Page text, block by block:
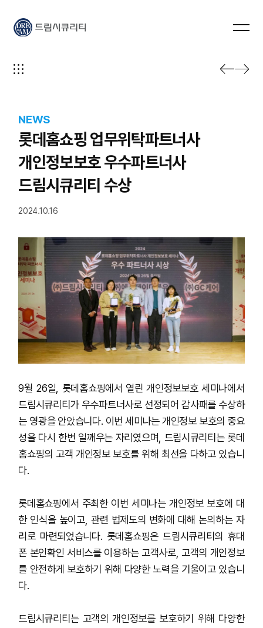
드림시큐리티
NEWS
롯데홈쇼핑 업무위탁파트너사
개인정보보호 우수파트너사
드림시큐리티 수상
2024.10.16
9월 26일, 롯데홈쇼핑에서 열린 개인정보보호 세미나에서
드림시큐리티가 우수파트너사로 선정되어 감사패를 수상하
는 영광을 안았습니다. 이번 세미나는 개인정보 보호의 중요
성을 다시 한번 일깨우는 자리였으며, 드림시큐리티는 롯데
홈쇼핑의 고객 개인정보 보호를 위해 최선을 다하고 있습니
다.
롯데홈쇼핑에서 주최한 이번 세미나는 개인정보 보호에 대
한 인식을 높이고, 관련 법제도의 변화에 대해 논의하는 자
리로 마련되었습니다. 롯데홈쇼핑은 드림시큐리티의 휴대
폰 본인확인 서비스를 이용하는 고객사로, 고객의 개인정보
를 안전하게 보호하기 위해 다양한 노력을 기울이고 있습니
다.
드림시큐리티는 고객의 개인정보를 보호하기 위해 다양한